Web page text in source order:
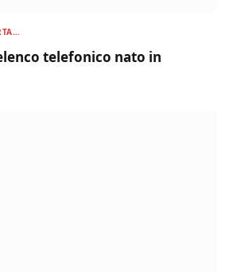
telefonico nato in